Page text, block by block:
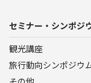
セミナー・シンポジ
観光講座
旅行動向シンポジウ